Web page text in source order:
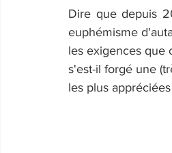
Dire que depuis
euphémisme
les exigences que
s'est-il forgé une
les plus